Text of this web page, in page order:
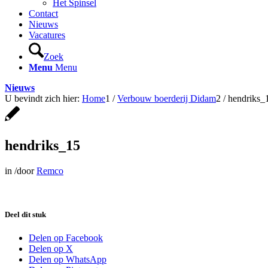
Het Spinsel
Contact
Nieuws
Vacatures
Zoek
Menu Menu
Nieuws
U bevindt zich hier: Home1 / Verbouw boerderij Didam2 /
hendriks_15
in /doorRemco
Deel dit stuk
Delen op Facebook
Delen op X
Delen op WhatsApp